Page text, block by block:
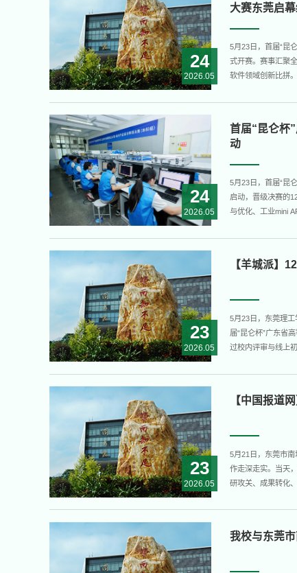
24
2026.05
大赛东莞启
5月23日，首届“昆
式开赛。赛事汇聚
软件领域创新比拼
全省决赛。决赛按
24
2026.05
首届“昆仑杯
动
5月23日，首届“昆
启动，晋级决赛的
与优化、工业mini
持，广东省数字化
23
2026.05
【羊城派】
5月23日，东莞理
届“昆仑杯”广东省
过校内评审与线上
东全省层面的产业
23
2026.05
【中国报道
5月21日，东莞市
作走深走实。当天
研攻关、成果转化
流。会上还签署东
我校与东莞